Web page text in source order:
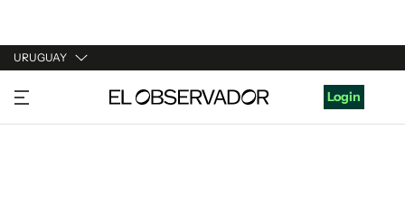
URUGUAY
URUGUAY
ARGENTINA
Login